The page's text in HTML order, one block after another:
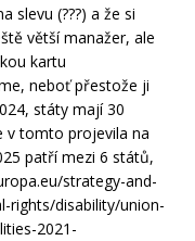
slevu (???) a že si
větší manažer, ale
kartu
neboť přestože ji
státy mají 30
v tomto projevila na
patří mezi 6 států,
strategy-and-
rights/disability/union-
2021-